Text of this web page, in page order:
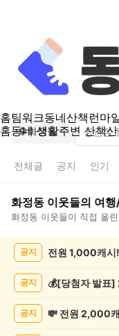
홈팀워크동네산책런마
홈동네 생활주변 산책
화정동
전체글 공지 인기
화정동 이웃들의 여
화정동 이웃들이 직접 올린
공지 전원 1,000캐시
공지
공지